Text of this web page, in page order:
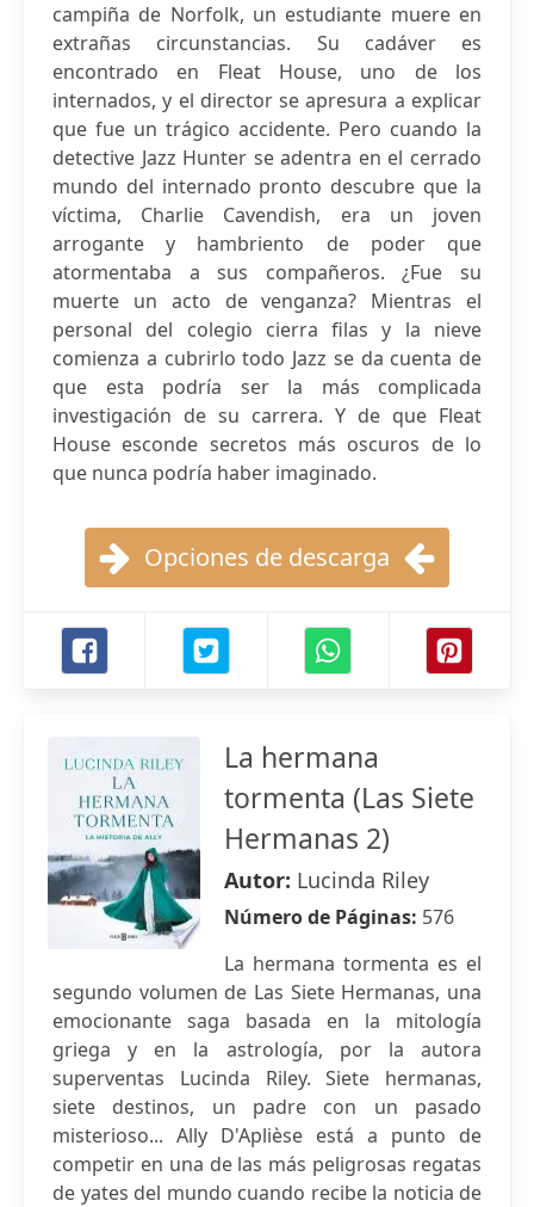
campiña de Norfolk, un estudiante muere en
extrañas circunstancias. Su cadáver es
encontrado en Fleat House, uno de los
internados, y el director se apresura a explicar
que fue un trágico accidente. Pero cuando la
detective Jazz Hunter se adentra en el cerrado
mundo del internado pronto descubre que la
víctima, Charlie Cavendish, era un joven
arrogante y hambriento de poder que
atormentaba a sus compañeros. ¿Fue su
muerte un acto de venganza? Mientras el
personal del colegio cierra filas y la nieve
comienza a cubrirlo todo Jazz se da cuenta de
que esta podría ser la más complicada
investigación de su carrera. Y de que Fleat
House esconde secretos más oscuros de lo
que nunca podría haber imaginado.
Opciones de descarga
La hermana
tormenta (Las Siete
Hermanas 2)
Autor: Lucinda Riley
Número de Páginas: 576
La hermana tormenta es el
segundo volumen de Las Siete Hermanas, una
emocionante saga basada en la mitología
griega y en la astrología, por la autora
superventas Lucinda Riley. Siete hermanas,
siete destinos, un padre con un pasado
misterioso... Ally D'Aplièse está a punto de
competir en una de las más peligrosas regatas
de yates del mundo cuando recibe la noticia de